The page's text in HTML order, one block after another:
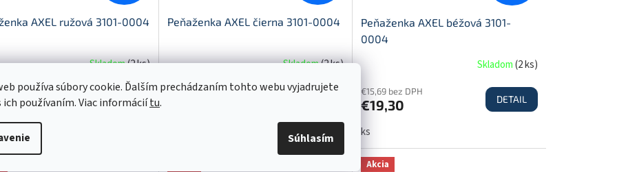
používa súbory cookie. Ďalším prechádzaním tohto webu vyjadrujete
ich používaním. Viac informáciítu.
Súhlasím
AXEL ružová 3101-0004
Skladom(2 ks)
DPH
DETAIL
Peňaženka AXEL čierna 3101-0004
Skladom(2 ks)
€15,69 bez DPH
Peňaženka AXEL béžová 3101-
0004
Skladom(2 ks)
€15,69 bez DPH
€19,30 DETAIL
ks
Akcia